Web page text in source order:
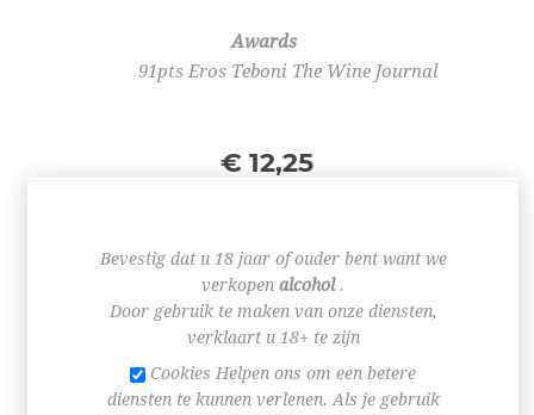
Awards
91pts Eros Teboni The Wine Journal
€ 12,25
+
-
BESTEL NU!
Bevestig dat u 18 jaar of ouder bent want we
verkopen alcohol.
Door gebruik te maken van onze diensten,
verklaart u 18+ te zijn
Cookies Helpen ons om een betere
diensten te kunnen verlenen. Als je gebruik